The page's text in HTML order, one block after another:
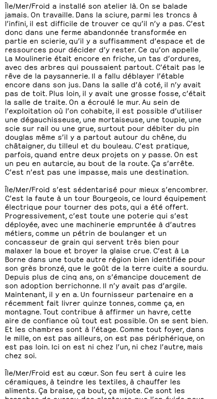
Île/Mer/Froid a installé son atelier là. On se balade
jamais. On travaille. Dans la sciure, parmi les troncs à
l’infini, il est difficile de trouver ce qu’il n’y a pas. C’est
donc dans une ferme abandonnée transformée en
partie en scierie, qu’il y a suffisamment d’espace et de
ressources pour décider d’y rester. Ce qu’on appelle
La Moulinerie était encore en friche, un tas d’ordures,
avec des arbres qui poussaient partout. C’était pas le
rêve de la paysannerie. Il a fallu déblayer l’étable
encore dans son jus. Dans la salle d’à coté, il n’y avait
pas de toit. Plus loin, il y avait une grosse fosse, c’était
la salle de traite. On a écroulé le mur. Au sein de
l’exploitation où l’on cohabite, il est possible d’utiliser
une dégauchisseuse, une mortaiseuse, une toupie, une
scie sur rail ou une grue, surtout pour débiter du pin
douglas même s’il y a partout autour du chêne, du
châtaigner, du tilleul et du bouleau. C’est pratique,
parfois, quand entre deux projets on y passe. On est
un peu en autarcie, au bout de la route. Ça s’arrête.
C’est n’est pas une impasse, mais une destination.
Île/Mer/Froid s’est sédentarisé pour mieux s’encombrer.
C’est la faute à un tour Bourgeois, ce lourd équipement
électrique pour tourner des pots, qui a été offert.
Progressivement, c’est toute une poterie qui s’est
déployée, avec une machinerie empruntée à d’autres
métiers, comme un pétrin de boulanger et un
concasseur de grain qui servent très bien pour
malaxer la boue et broyer la glaise crue. C’est à La
Borne dans une toute autre région bien identifiée pour
son grès bronzé, que le goût de la terre cuite a sourdu.
Depuis plus de cinq ans, on s’émancipe doucement de
son adoption berrichonne. Il n’y avait pas d’argile.
Maintenant, il y en a. Un fournisseur partenaire en a
récemment fait livrer quinze tonnes, comme ça, en
montagne. Tout contribue à affirmer un havre, cette
aire de confiance où tout est possible. On se sent bien.
Et les chambres sont à l’étage. Comme tout foyer, dans
le mille, on est pas ailleurs, on est pas périphérique, on
est pas loin. Ici on est ni chez l’un, ni chez l’autre, mais
chez soi.
Île/Mer/Froid est au cœur. Son feu sert à cuire les
céramiques, à teindre les textiles, à chauffer les
aliments. Ça braise, ça bout, ça mijote. Ce sont les